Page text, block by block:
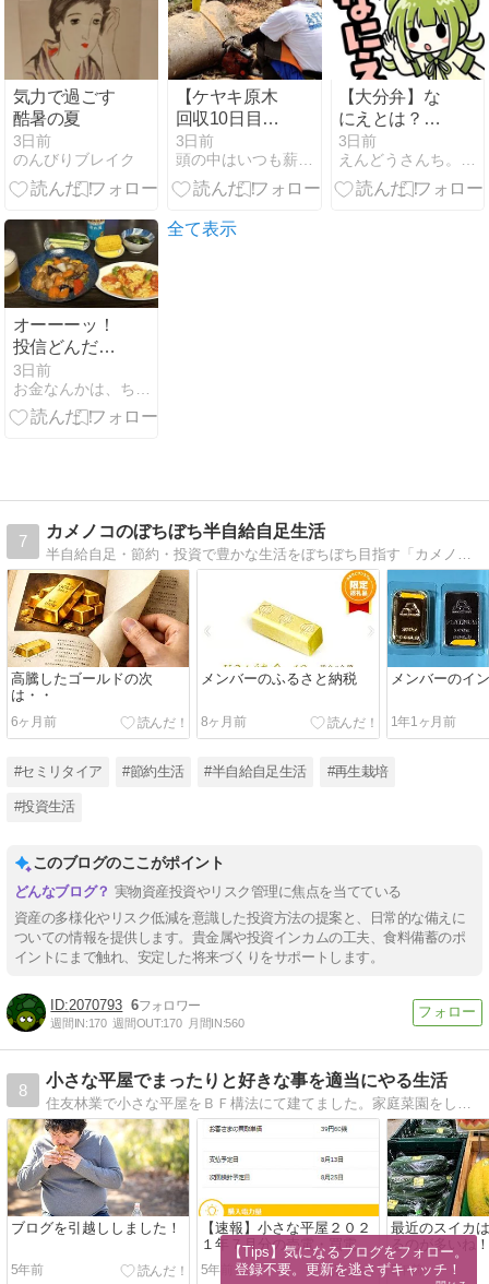
気力で過ごす
酷暑の夏
3日前
のんびりブレイク
【ケヤキ原木
回収10日目】
腰痛と闘う玉
切り作業！チ
ェーンソー挟
バールでレス
3日前
頭の中はいつも薪ちゃん
【大分弁】な
にえとは？意
味・使い方・
例文まとめ｜
かぼみの大分
3日前
えんどうさんち。ホッとな大分県臼杵市のおさんぽ情報サイト
オーーーッ！
投信どんだけ
上げてんだ
よ！
3日前
全て表示
7
カメノコのぼちぼち半自給自足生活
半自給自足・節約・投資で豊かな生活をぼちぼち目指す「カメノコ」の備忘録です。
高騰したゴールドの次
は・・
6ヶ月前
メンバーのふるさと納税
8ヶ月前
メンバーのイ
1年1ヶ月前
#セミリタイア #節約生活 #半自給自足生活 #再生栽培
#投資生活
このブログのここがポイント
実物資産投資やリスク管理に焦点を当てている
資産の多様化やリスク低減を意識した投資方法の提案と、日常的な備えに
ついての情報を提供します。貴金属や投資インカムの工夫、食料備蓄のポ
イントにまで触れ、安定した将来づくりをサポートします。
2070793 6
週間IN:170 週間OUT:170 月間IN:560
8
小さな平屋でまったりと好きな事を適当にやる生活
住友林業で小さな平屋をＢＦ構法にて建てました。家庭菜園をしてスローライフを楽しみます。
ブログを引越ししました！
5年前
【速報】小さな平屋２０２
１年７月分の売電・買電
5年前
最近のスイカ
るのが多いね！
5年前
【Tips】気になるブログをフォロー。
登録不要。更新を逃さずキャッチ！